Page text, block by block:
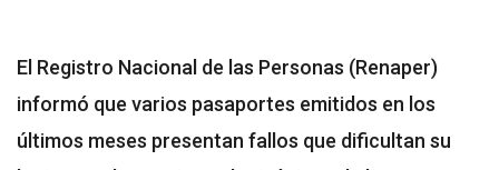
El Registro Nacional de las Personas (Renaper)
informó que varios pasaportes emitidos en los
últimos meses presentan fallos que dificultan su